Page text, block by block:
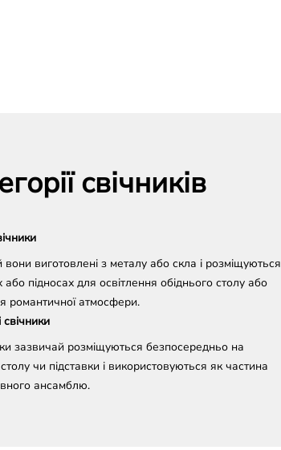
свічників
виготовлені з металу або скла і розміщуються
або підносах для освітлення обіднього столу або
романтичної атмосфери.
свічники
зазвичай розміщуються безпосередньо на
чи підставки і використовуються як частина
ансамблю.